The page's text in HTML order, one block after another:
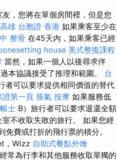
，您將在單個房間裡，但是您
雄 台胞證 香港 如果乘客至少在
整骨 在45天內，如果乘客已經
house 美式整復課程
當然，如果一個人以後尋求伴
本協議接受了推理和範圍。 台
者可以要求提供相同價值的替代
證第一頁 脹氣 按摩 如果服務低
士 B）旅行者可以要求退還全額
不收取失敗的旅行。 如果您經
費或打折的飛行票的積分。
，Wizz 自助式餐點外燴
常為行李和其他服務收取單獨的